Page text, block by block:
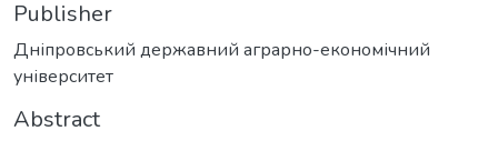
Publisher
Дніпровський державний аграрно-економічний
університет
Abstract